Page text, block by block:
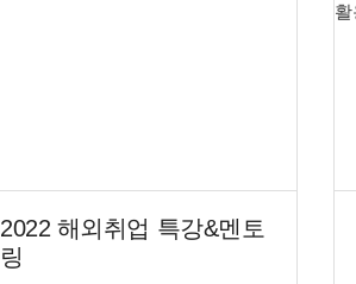
2022 해외취업 특강&멘토
링